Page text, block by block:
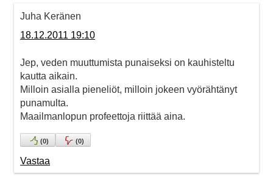
Juha Keränen
18.12.2011 19:10
Jep, veden muuttumista punaiseksi on kauhisteltu
kautta aikain.
Milloin asialla pieneliöt, milloin jokeen vyörähtänyt
punamulta.
Maailmanlopun profeettoja riittää aina.
(0) (0)
Vastaa